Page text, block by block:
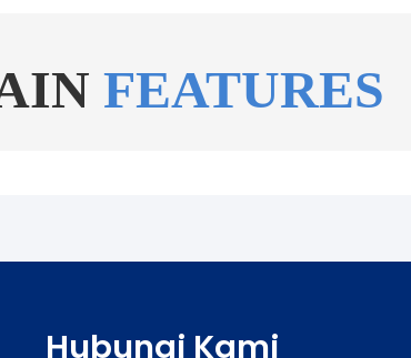
FEATURES
Hubungi Kami